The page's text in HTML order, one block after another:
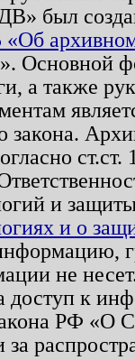
был
Основной
а также
закона.
и
и о
не
доступ к
РФ «О
за